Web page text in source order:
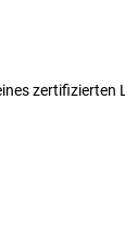
zertifizierten